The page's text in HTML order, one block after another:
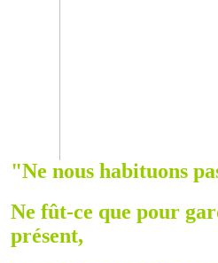
"Ne nous habituons
Ne fût-ce que pour
présent,